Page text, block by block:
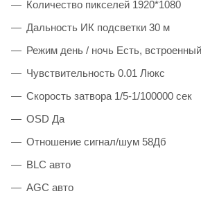
Количество пикселей 1920*1080
Дальность ИК подсветки 30 м
Режим день / ночь Есть,
Чувствительность 0.01 Люкс
Скорость затвора 1/5-1/100000 сек
OSD Да
Отношение сигнал/шум 58Дб
BLC авто
AGC авто